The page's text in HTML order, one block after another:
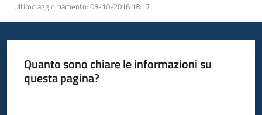
per
temi
Metadati
Ultimo aggiornamento: 03-10-2016 18:17
Quanto sono chiare le informazioni su
questa pagina?